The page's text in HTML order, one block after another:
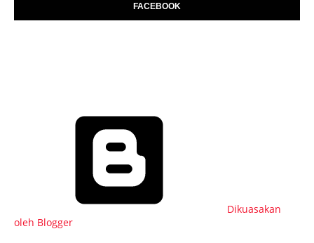
FACEBOOK
Dikuasakan
oleh Blogger